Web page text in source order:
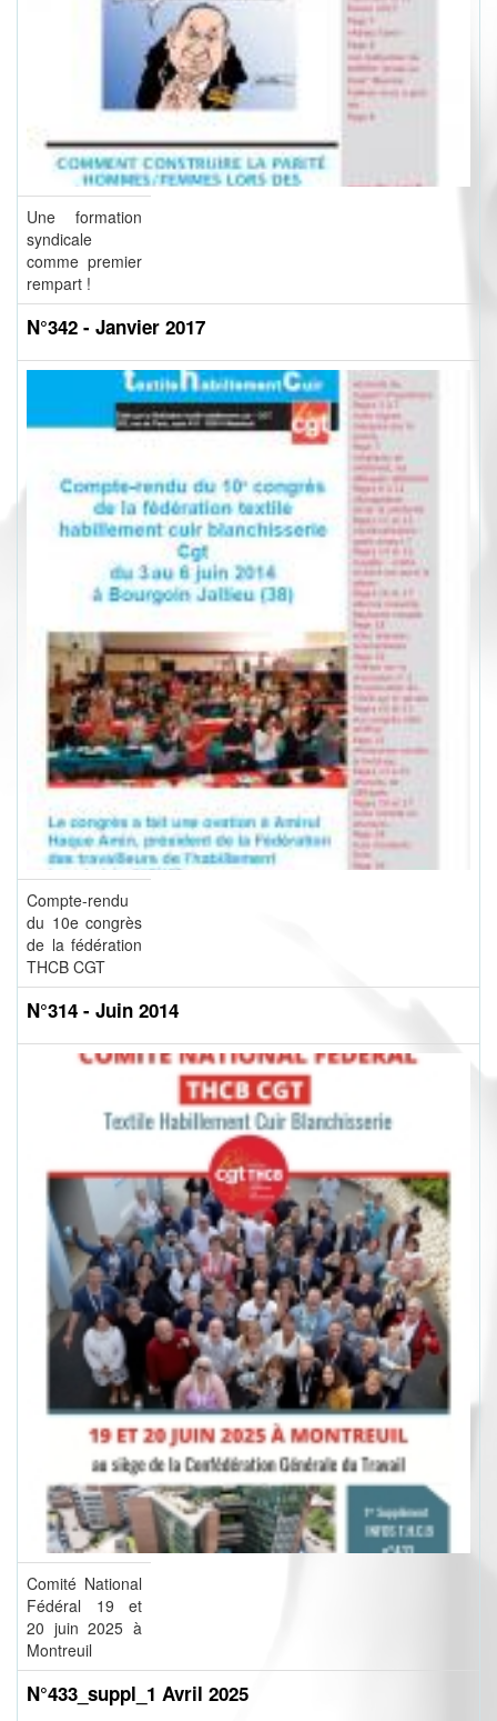
Une formation
syndicale
comme premier
rempart !
N°342 - Janvier 2017
Compte-rendu
du 10e congrès
de la fédération
THCB CGT
N°314 - Juin 2014
Comité National
Fédéral 19 et
20 juin 2025 à
Montreuil
N°433_suppl_1 Avril 2025